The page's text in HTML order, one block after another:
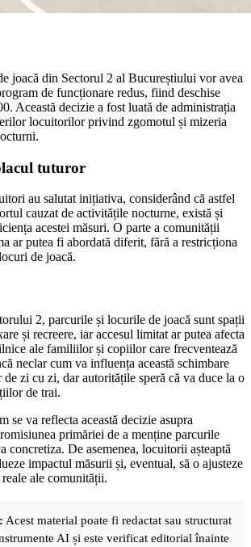
joacă din Sectorul 2 al Bucureștiului vor avea
de funcționare redus, fiind deschise
Această decizie a fost luată de administrația
locuitorilor privind zgomotul și mizeria
tuturor
au salutat inițiativa, considerând că astfel
cauzat de activitățile nocturne, există și
acestei măsuri. O parte a comunității
ar putea fi abordată diferit, fără a restricționa
de joacă.
2, parcurile și locurile de joacă sunt spații
și recreere, iar accesul limitat ar putea afecta
ale familiilor și copiilor care frecventează
neclar cum va influența această schimbare
zi cu zi, dar autoritățile speră că va duce la o
de trai.
se va reflecta această decizie asupra
primăriei de a menține parcurile
concretiza. De asemenea, locuitorii așteaptă
impactul măsurii și, eventual, să o ajusteze
ale comunității.
Acest material poate fi redactat sau structurat
AI și este verificat editorial înainte